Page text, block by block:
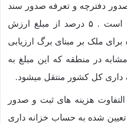
صدور دفترچه و تعرفه صدور سند
مالکیت یا سند تک برگ است . ۵ درصد از مبلغ ارزش
ملک بر مبنای برگ ارزیابی
در منطقه که این مبلغ به
داری کل کشور منتقل میشود.
التفاوت هزینه های ثبت و صدور
تعیین شده به حساب خزانه داری